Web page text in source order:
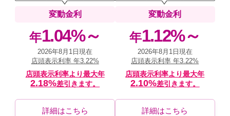
変動金利
年1.04%～
2026年8月1日現在
店頭表示利率 年3.22%
店頭表示利率より最大年
2.18%差引きます。
詳細はこちら
変動金利
年1.12%～
2026年8月1日現在
店頭表示利率 年3.22%
店頭表示利率より最大年
2.10%差引きます。
詳細はこちら